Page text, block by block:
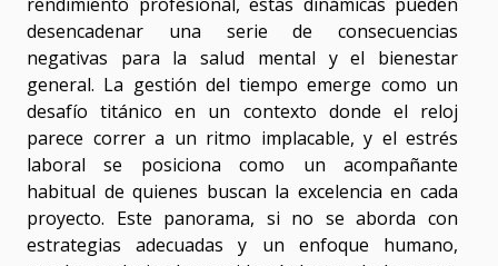
desencadenar una serie de consecuencias
negativas para la salud mental y el bienestar
general. La gestión del tiempo emerge como un
desafío titánico en un contexto donde el reloj
parece correr a un ritmo implacable, y el estrés
laboral se posiciona como un acompañante
habitual de quienes buscan la excelencia en cada
proyecto. Este panorama, si no se aborda con
estrategias adecuadas y un enfoque humano,